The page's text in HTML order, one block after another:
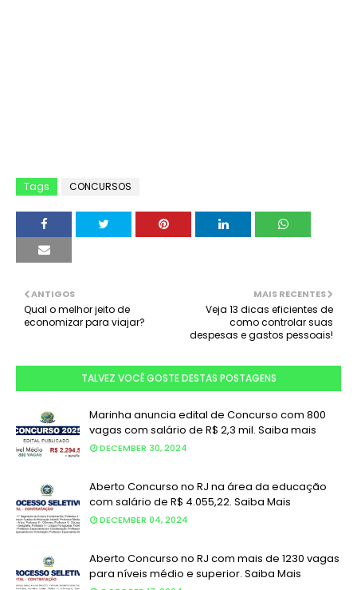
Tags CONCURSOS
MAIS RECENTES
Veja 13 dicas eficientes de
como controlar suas
despesas e gastos pessoais!
ANTIGOS
Qual o melhor jeito de
economizar para viajar?
TALVEZ VOCÊ GOSTE DESTAS POSTAGENS
Marinha anuncia edital de Concurso com 800
vagas com salário de R$ 2,3 mil. Saiba mais
DECEMBER 30, 2024
Aberto Concurso no RJ na área da educação
com salário de R$ 4.055,22. Saiba Mais
DECEMBER 04, 2024
Aberto Concurso no RJ com mais de 1230 vagas
para níveis médio e superior. Saiba Mais